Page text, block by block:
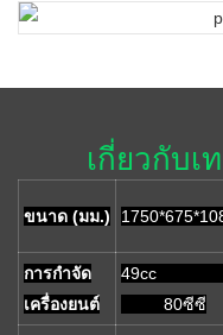
เกี่ยวกับเ
ขนาด (มม.)
การกำจัด
เครื่องยนต์
80ซีซี